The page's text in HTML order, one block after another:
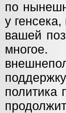
по
у
вашей
политика